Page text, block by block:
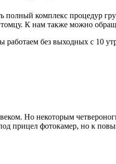
комплекс процедур
К нам также можно
без выходных с 10
Но некоторым
прицел фотокамер, но к